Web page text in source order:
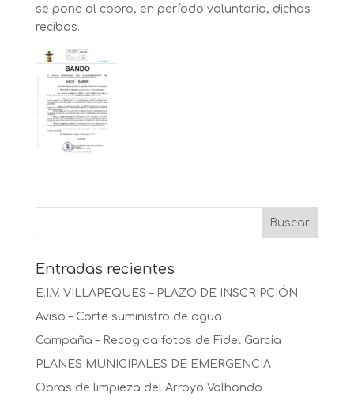
se pone al cobro, en período voluntario, dichos
recibos.
Entradas recientes
E.I.V. VILLAPEQUES – PLAZO DE INSCRIPCIÓN
Aviso – Corte suministro de agua
Campaña – Recogida fotos de Fidel García
PLANES MUNICIPALES DE EMERGENCIA
Obras de limpieza del Arroyo Valhondo